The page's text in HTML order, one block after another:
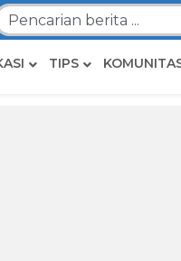
TIPS